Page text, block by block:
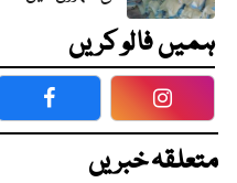
ہمیں فالو کریں
Facebook
متعلقہ خبریں